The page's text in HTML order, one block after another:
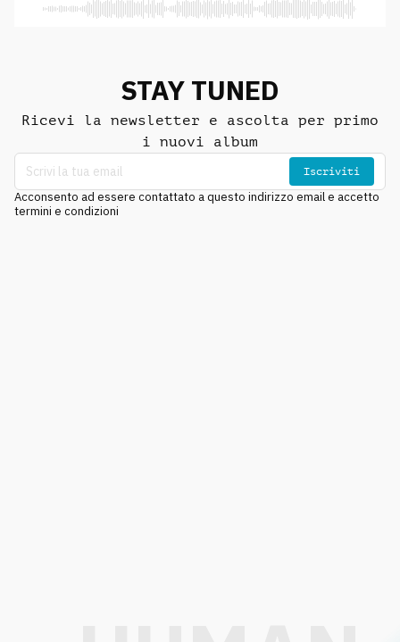
STAY TUNED
Ricevi la newsletter e ascolta per primo
i nuovi album
Iscriviti
Acconsento ad essere contattato a questo indirizzo email e accetto
termini e condizioni